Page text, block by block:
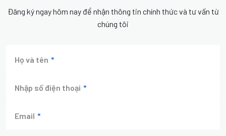
Đăng ký ngay hôm nay để nhận thông tin chính thức và tư vấn từ
chúng tôi
Họ và tên
Nhập số điện thoại
Email